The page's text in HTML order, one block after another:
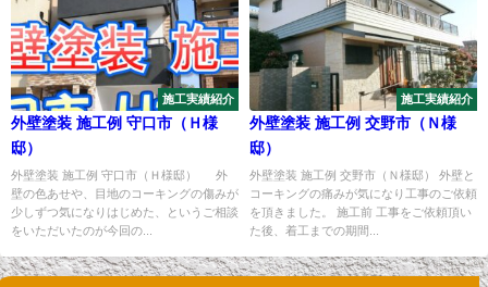
施工実績紹介
外壁塗装 施工例 守口市（Ｈ様
邸）
外壁塗装 施工例 守口市（Ｈ様邸） 外
壁の色あせや、目地のコーキングの傷みが
少しずつ気になりはじめた、というご相談
をいただいたのが今回の...
施工実績紹介
外壁塗装 施工例 交野市（Ｎ様
邸）
外壁塗装 施工例 交野市（Ｎ様邸） 外壁と
コーキングの痛みが気になり工事のご依頼
を頂きました。 施工前 工事をご依頼頂い
た後、着工までの期間...